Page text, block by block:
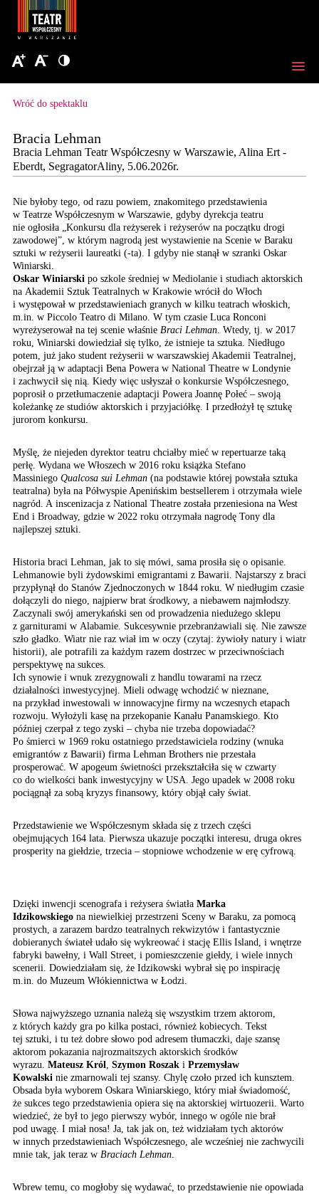
Wróć do spektaklu
Bracia Lehman
Bracia Lehman Teatr Współczesny w Warszawie, Alina Ert -
Eberdt, SegragatorAliny, 5.06.2026r.
Nie byłoby tego, od razu powiem, znakomitego przedstawienia
w Teatrze Współczesnym w Warszawie, gdyby dyrekcja teatru
nie ogłosiła „Konkursu dla reżyserek i reżyserów na początku drogi
zawodowej”, w którym nagrodą jest wystawienie na Scenie w Baraku
sztuki w reżyserii laureatki (-ta). I gdyby nie stanął w szranki Oskar
Winiarski.
Oskar Winiarski po szkole średniej w Mediolanie i studiach aktorskich
na Akademii Sztuk Teatralnych w Krakowie wrócił do Włoch
i występował w przedstawieniach granych w kilku teatrach włoskich,
m.in. w Piccolo Teatro di Milano. W tym czasie Luca Ronconi
wyreżyserował na tej scenie właśnie Braci Lehman. Wtedy, tj. w 2017
roku, Winiarski dowiedział się tylko, że istnieje ta sztuka. Niedługo
potem, już jako student reżyserii w warszawskiej Akademii Teatralnej,
obejrzał ją w adaptacji Bena Powera w National Theatre w Londynie
i zachwycił się nią. Kiedy więc usłyszał o konkursie Współczesnego,
poprosił o przetłumaczenie adaptacji Powera Joannę Połeć – swoją
koleżankę ze studiów aktorskich i przyjaciółkę. I przedłożył tę sztukę
jurorom konkursu.
Myślę, że niejeden dyrektor teatru chciałby mieć w repertuarze taką
perłę. Wydana we Włoszech w 2016 roku książka Stefano
Massiniego Qualcosa sui Lehman (na podstawie której powstała sztuka
teatralna) była na Półwyspie Apenińskim bestsellerem i otrzymała wiele
nagród. A inscenizacja z National Theatre została przeniesiona na West
End i Broadway, gdzie w 2022 roku otrzymała nagrodę Tony dla
najlepszej sztuki.
Historia braci Lehman, jak to się mówi, sama prosiła się o opisanie.
Lehmanowie byli żydowskimi emigrantami z Bawarii. Najstarszy z braci
przypłynął do Stanów Zjednoczonych w 1844 roku. W niedługim czasie
dołączyli do niego, najpierw brat środkowy, a niebawem najmłodszy.
Zaczynali swój amerykański sen od prowadzenia niedużego sklepu
z garniturami w Alabamie. Sukcesywnie przebranżawiali się. Nie zawsze
szło gładko. Wiatr nie raz wiał im w oczy (czytaj: żywioły natury i wiatr
historii), ale potrafili za każdym razem dostrzec w przeciwnościach
perspektywę na sukces.
Ich synowie i wnuk zrezygnowali z handlu towarami na rzecz
działalności inwestycyjnej. Mieli odwagę wchodzić w nieznane,
na przykład inwestowali w innowacyjne firmy na wczesnych etapach
rozwoju. Wyłożyli kasę na przekopanie Kanału Panamskiego. Kto
później czerpał z tego zyski – chyba nie trzeba dopowiadać?
Po śmierci w 1969 roku ostatniego przedstawiciela rodziny (wnuka
emigrantów z Bawarii) firma Lehman Brothers nie przestała
prosperować. W apogeum świetności przekształciła się w czwarty
co do wielkości bank inwestycyjny w USA. Jego upadek w 2008 roku
pociągnął za sobą kryzys finansowy, który objął cały świat.
Przedstawienie we Współczesnym składa się z trzech części
obejmujących 164 lata. Pierwsza ukazuje początki interesu, druga okres
prosperity na giełdzie, trzecia – stopniowe wchodzenie w erę cyfrową.
Dzięki inwencji scenografa i reżysera światła Marka
Idzikowskiego na niewielkiej przestrzeni Sceny w Baraku, za pomocą
prostych, a zarazem bardzo teatralnych rekwizytów i fantastycznie
dobieranych świateł udało się wykreować i stację Ellis Island, i wnętrze
fabryki bawełny, i Wall Street, i pomieszczenie giełdy, i wiele innych
scenerii. Dowiedziałam się, że Idzikowski wybrał się po inspirację
m.in. do Muzeum Włókiennictwa w Łodzi.
Słowa najwyższego uznania należą się wszystkim trzem aktorom,
z których każdy gra po kilka postaci, również kobiecych. Tekst
tej sztuki, i tu też dobre słowo pod adresem tłumaczki, daje szansę
aktorom pokazania najrozmaitszych aktorskich środków
wyrazu. Mateusz Król, Szymon Roszak i Przemysław
Kowalski nie zmarnowali tej szansy. Chylę czoło przed ich kunsztem.
Obsada była wyborem Oskara Winiarskiego, który miał świadomość,
że sukces tego przedstawienia opiera się na aktorskiej wirtuozerii. Warto
wiedzieć, że był to jego pierwszy wybór, innego w ogóle nie brał
pod uwagę. I miał nosa! Ja, tak jak on, też widziałam tych aktorów
w innych przedstawieniach Współczesnego, ale wcześniej nie zachwycili
mnie tak, jak teraz w Braciach Lehman.
Wbrew temu, co mogłoby się wydawać, to przedstawienie nie opowiada